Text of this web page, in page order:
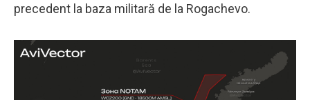
precedent la baza militară de la Rogachevo.